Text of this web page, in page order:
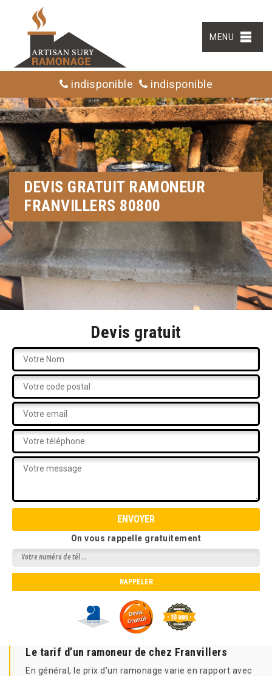
MENU
indisponible indisponible
DEVIS GRATUIT RAMONEUR
FRANVILLERS 80800
Devis gratuit
On vous rappelle gratuitement
Le tarif d’un ramoneur de chez Franvillers
En général, le prix d’un ramonage varie en rapport avec